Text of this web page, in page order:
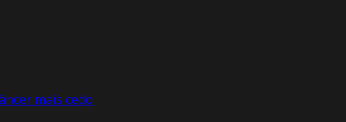
mais cedo